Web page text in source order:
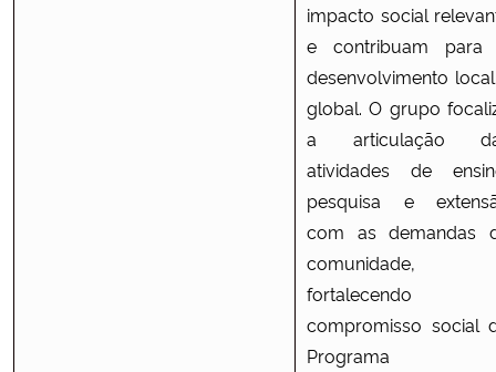
impacto social
e contribuam para
desenvolvimento
global. O grupo
a articulação
atividades de
pesquisa e
com as demandas
comunidade,
fortalecendo
compromisso social
Programa